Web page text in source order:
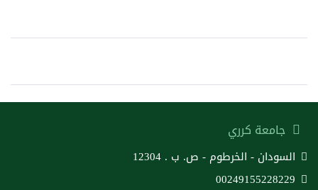
جامعة كرري
السودان - الخرطوم - ص. ب . 12304
00249155228229